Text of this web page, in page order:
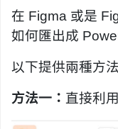
在 Figma 或是
如何匯出成
以下提供兩種方法
方法一： 直接利